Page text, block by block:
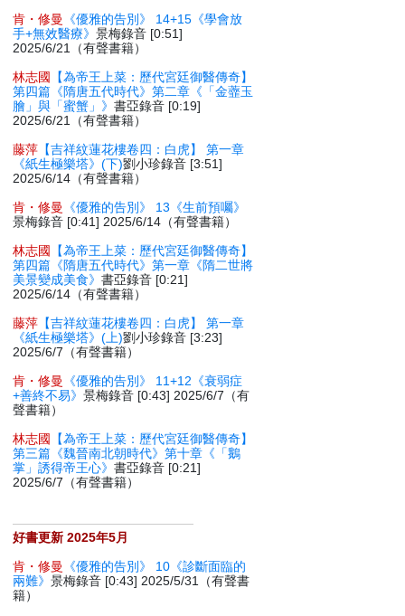
肯・修曼
《優雅的告別》 14+15《學會放
手+無效醫療》景梅錄音 [0:51]
2025/6/21（有聲書籍）
林志國
【為帝王上菜：歷代宮廷御醫傳奇】
第四篇《隋唐五代時代》第二章《「金虀玉
膾」與「蜜蟹」》書亞錄音 [0:19]
2025/6/21（有聲書籍）
藤萍 【吉祥紋蓮花樓卷四：白虎】 第一章
《紙生極樂塔》(下)劉小珍錄音 [3:51]
2025/6/14（有聲書籍）
肯・修曼
《優雅的告別》 13《生前預囑》
景梅錄音 [0:41] 2025/6/14（有聲書籍）
林志國
【為帝王上菜：歷代宮廷御醫傳奇】
第四篇《隋唐五代時代》第一章《隋二世將
美景變成美食》書亞錄音 [0:21]
2025/6/14（有聲書籍）
藤萍 【吉祥紋蓮花樓卷四：白虎】 第一章
《紙生極樂塔》(上)劉小珍錄音 [3:23]
2025/6/7（有聲書籍）
肯・修曼
《優雅的告別》 11+12《衰弱症
+善終不易》景梅錄音 [0:43] 2025/6/7（有
聲書籍）
林志國
【為帝王上菜：歷代宮廷御醫傳奇】
第三篇《魏晉南北朝時代》第十章《「鵝
掌」誘得帝王心》書亞錄音 [0:21]
2025/6/7（有聲書籍）
好書更新 2025年5月
肯・修曼
《優雅的告別》 10《診斷面臨的
兩難》景梅錄音 [0:43] 2025/5/31（有聲書
籍）